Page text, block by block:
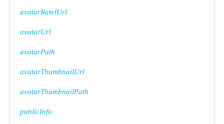
avatarRatelUrl
avatarUrl
avatarPath
avatarThumbnailUrl
avatarThumbnailPath
publicInfo